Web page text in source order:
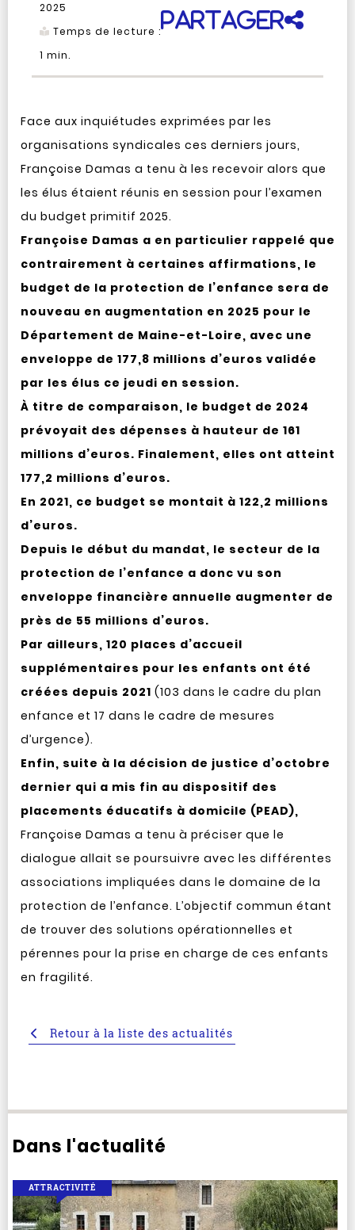
2025
Temps de lecture :
1 min.
Partager
Face aux inquiétudes exprimées par les
organisations syndicales ces derniers jours,
Françoise Damas a tenu à les recevoir alors que
les élus étaient réunis en session pour l’examen
du budget primitif 2025.
Françoise Damas a en particulier rappelé que
contrairement à certaines affirmations, le
budget de la protection de l’enfance sera de
nouveau en augmentation en 2025 pour le
Département de Maine-et-Loire, avec une
enveloppe de 177,8 millions d’euros validée
par les élus ce jeudi en session.
À titre de comparaison, le budget de 2024
prévoyait des dépenses à hauteur de 161
millions d’euros. Finalement, elles ont atteint
177,2 millions d’euros.
En 2021, ce budget se montait à 122,2 millions
d’euros.
Depuis le début du mandat, le secteur de la
protection de l’enfance a donc vu son
enveloppe financière annuelle augmenter de
près de 55 millions d’euros.
Par ailleurs, 120 places d’accueil
supplémentaires pour les enfants ont été
créées depuis 2021 (103 dans le cadre du plan
enfance et 17 dans le cadre de mesures
d’urgence).
Enfin, suite à la décision de justice d’octobre
dernier qui a mis fin au dispositif des
placements éducatifs à domicile (PEAD),
Françoise Damas a tenu à préciser que le
dialogue allait se poursuivre avec les différentes
associations impliquées dans le domaine de la
protection de l’enfance. L’objectif commun étant
de trouver des solutions opérationnelles et
pérennes pour la prise en charge de ces enfants
en fragilité.
Retour à la liste des actualités
Dans l'actualité
ATTRACTIVITÉ